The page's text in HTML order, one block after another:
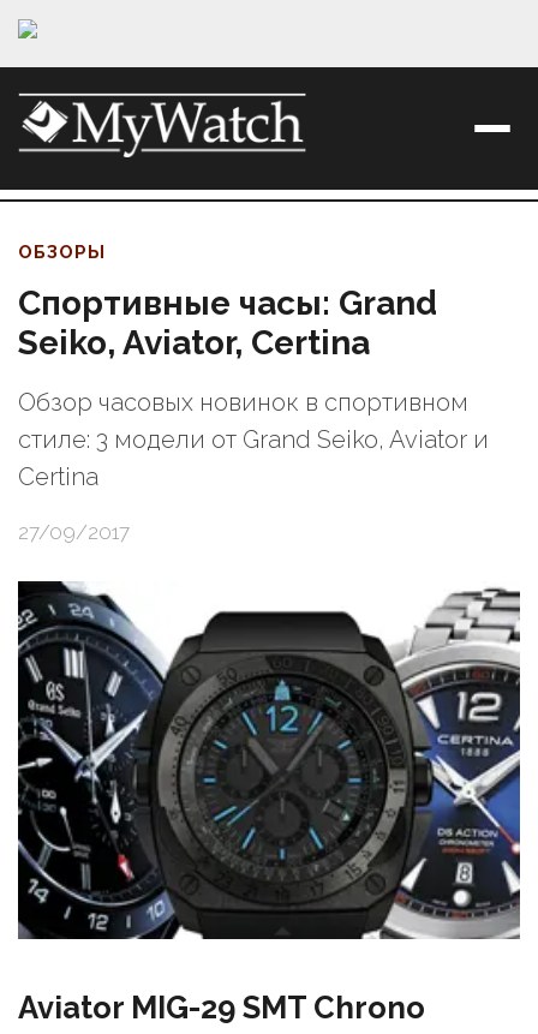
ОБЗОРЫ
Спортивные часы: Grand
Seiko, Aviator, Certina
Обзор часовых новинок в спортивном
стиле: 3 модели от Grand Seiko, Aviator и
Certina
27/09/2017
Aviator MIG-29 SMT Chrono